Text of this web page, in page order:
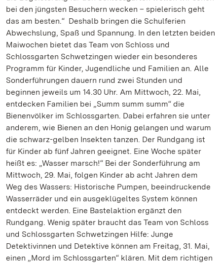
bei den jüngsten Besuchern wecken – spielerisch geht
das am besten.“ Deshalb bringen die Schulferien
Abwechslung, Spaß und Spannung. In den letzten beiden
Maiwochen bietet das Team von Schloss und
Schlossgarten Schwetzingen wieder ein besonderes
Programm für Kinder, Jugendliche und Familien an. Alle
Sonderführungen dauern rund zwei Stunden und
beginnen jeweils um 14.30 Uhr. Am Mittwoch, 22. Mai,
entdecken Familien bei „Summ summ summ“ die
Bienenvölker im Schlossgarten. Dabei erfahren sie unter
anderem, wie Bienen an den Honig gelangen und warum
die schwarz-gelben Insekten tanzen. Der Rundgang ist
für Kinder ab fünf Jahren geeignet. Eine Woche später
heißt es: „Wasser marsch!“ Bei der Sonderführung am
Mittwoch, 29. Mai, folgen Kinder ab acht Jahren dem
Weg des Wassers: Historische Pumpen, beeindruckende
Wasserräder und ein ausgeklügeltes System können
entdeckt werden. Eine Bastelaktion ergänzt den
Rundgang. Wenig später braucht das Team von Schloss
und Schlossgarten Schwetzingen Hilfe: Junge
Detektivinnen und Detektive können am Freitag, 31. Mai,
einen „Mord im Schlossgarten“ klären. Mit dem richtigen